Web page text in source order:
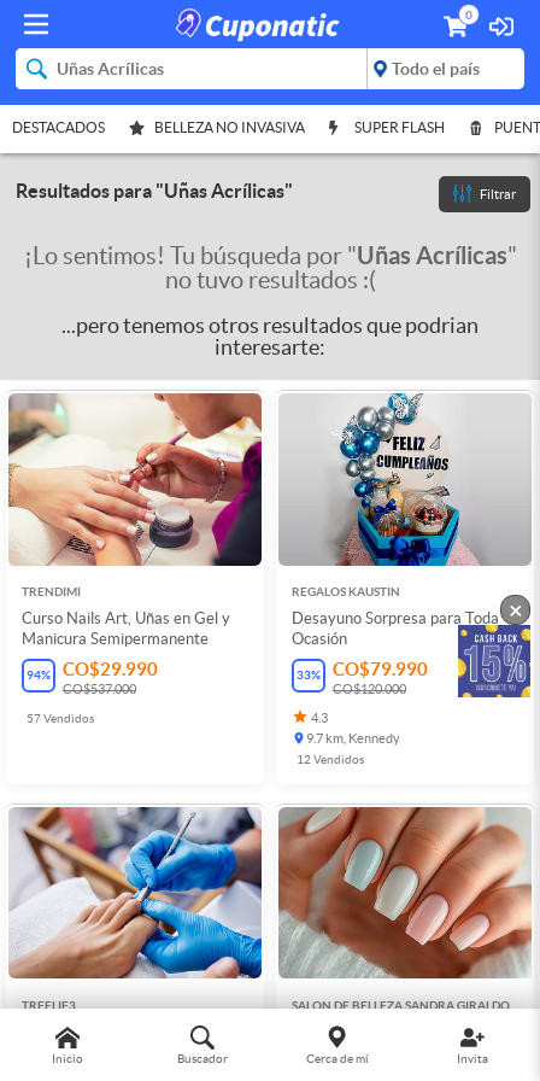
0
DESTACADOS BELLEZA NO INVASIVA SUPER FLASH
Filtrar
Resultados para "Uñas Acrílicas"
¡Lo sentimos! Tu búsqueda por "Uñas Acrílicas"
no tuvo resultados :(
...pero tenemos otros resultados que podrian
interesarte:
TRENDIMI
Curso Nails Art, Uñas en Gel y
Manicura Semipermanente
94% CO$29.990
CO$537.000
57Vendidos
REGALOS KAUSTIN
Desayuno Sorpresa para Toda
Ocasión
33% CO$79.990
CO$120.000
4.3
9.7 km, Kennedy
12 Vendidos
TREELIF3
Quiropodia Preventiva en
Galerías
SALON DE BELLEZA SANDRA GIRALDO
Forrado de Uñas en Polygel +
Manicura Semipermanente
Inicio Buscador Cerca de mí Invita
×